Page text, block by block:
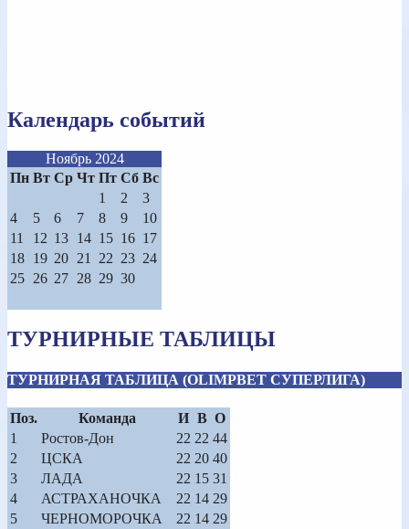
Календарь событий
Ноябрь 2024
Пн Вт Ср Чт Пт Сб Вс
1
2
3
4
5 6 7 8 9
10
11
12 13 14 15 16 17
18 19 20 21 22 23 24
25 26 27 28 29 30
ТУРНИРНЫЕ ТАБЛИЦЫ
ТУРНИРНАЯ ТАБЛИЦА (OLIMPBET СУПЕРЛИГА)
Поз. Команда И В О
1
Ростов-Дон 22 22 44
2
ЦСКА 22 20 40
3
ЛАДА 22 15 31
4
АСТРАХАНОЧКА 22 14 29
5
ЧЕРНОМОРОЧКА 22 14 29